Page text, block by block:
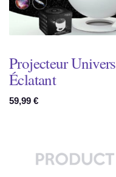
Projecteur Univers
Éclatant
59,99 €